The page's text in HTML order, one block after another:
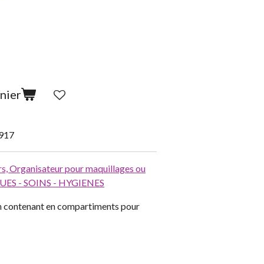
Organisateur pour maquillages ou
- SOINS - HYGIENES
contenant en compartiments pour